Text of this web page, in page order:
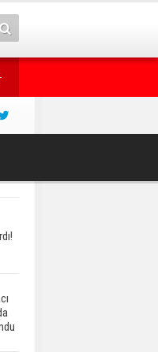
AK Parti heyeti,